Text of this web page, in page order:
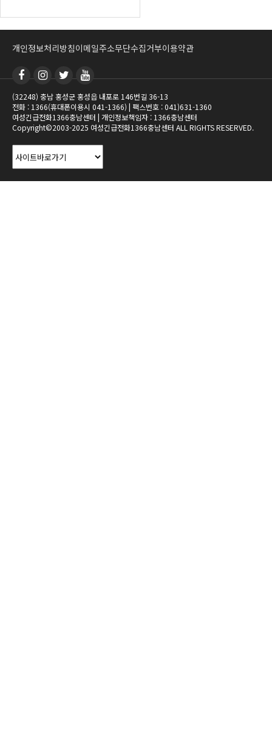
개인정보처리방침이메일주소무단수집거부이용약관
(32248) 충남 홍성군 홍성읍 내포로 146번길 36-13
전화 : 1366(휴대폰이용시 041-1366) | 팩스번호 : 041)631-1360
여성긴급전화1366충남센터 | 개인정보책임자 : 1366충남센터
Copyright©2003-2025 여성긴급전화1366충남센터 ALL RIGHTS RESERVED.